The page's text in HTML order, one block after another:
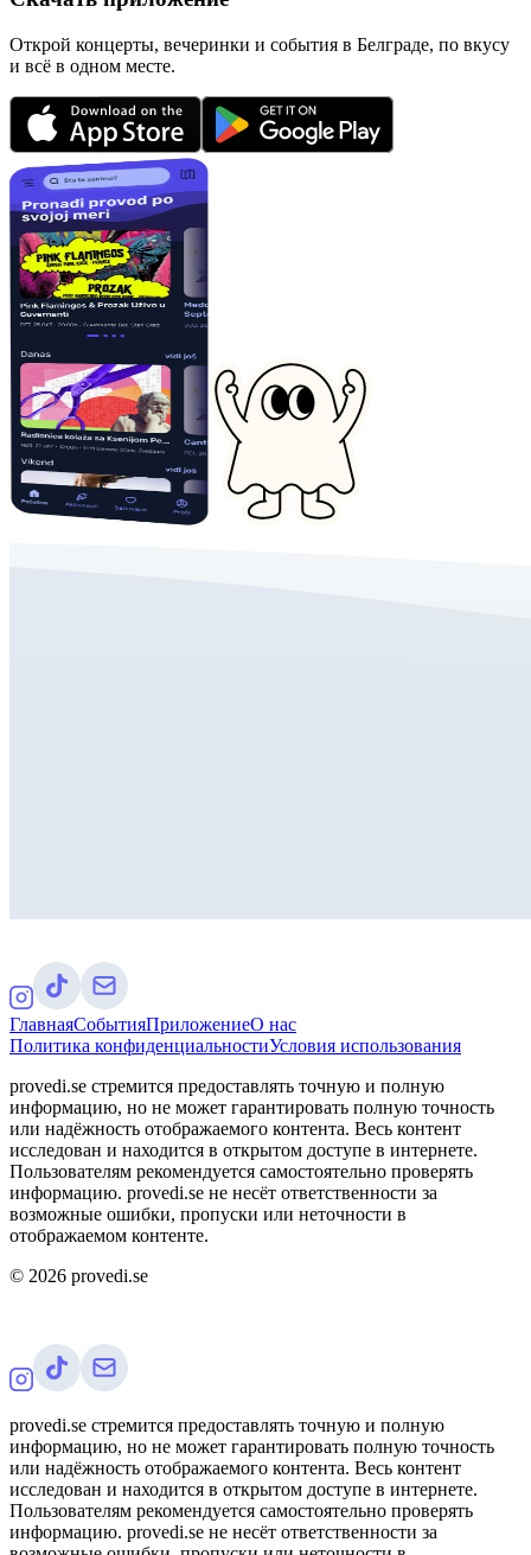
Открой концерты, вечеринки и события в Белграде, по вкусу
и всё в одном месте.
ГлавнаяСобытияПриложениеО нас
Политика конфиденциальностиУсловия использования
provedi.se стремится предоставлять точную и полную
информацию, но не может гарантировать полную точность
или надёжность отображаемого контента. Весь контент
исследован и находится в открытом доступе в интернете.
Пользователям рекомендуется самостоятельно проверять
информацию. provedi.se не несёт ответственности за
возможные ошибки, пропуски или неточности в
отображаемом контенте.
© 2026 provedi.se
provedi.se стремится предоставлять точную и полную
информацию, но не может гарантировать полную точность
или надёжность отображаемого контента. Весь контент
исследован и находится в открытом доступе в интернете.
Пользователям рекомендуется самостоятельно проверять
информацию. provedi.se не несёт ответственности за